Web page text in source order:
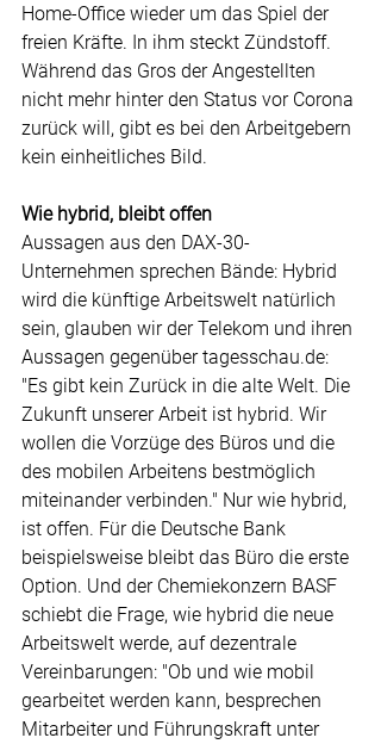
Home-Office wieder um das Spiel der
freien Kräfte. In ihm steckt Zündstoff.
Während das Gros der Angestellten
nicht mehr hinter den Status vor Corona
zurück will, gibt es bei den Arbeitgebern
kein einheitliches Bild.
Wie hybrid, bleibt offen
Aussagen aus den DAX-30-
Unternehmen sprechen Bände: Hybrid
wird die künftige Arbeitswelt natürlich
sein, glauben wir der Telekom und ihren
Aussagen gegenüber tagesschau.de:
"Es gibt kein Zurück in die alte Welt. Die
Zukunft unserer Arbeit ist hybrid. Wir
wollen die Vorzüge des Büros und die
des mobilen Arbeitens bestmöglich
miteinander verbinden." Nur wie hybrid,
ist offen. Für die Deutsche Bank
beispielsweise bleibt das Büro die erste
Option. Und der Chemiekonzern BASF
schiebt die Frage, wie hybrid die neue
Arbeitswelt werde, auf dezentrale
Vereinbarungen: "Ob und wie mobil
gearbeitet werden kann, besprechen
Mitarbeiter und Führungskraft unter